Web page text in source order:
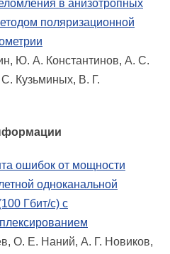
в анизотропных
поляризационной
Ю. А. Константинов, А. С.
Кузьминых, В. Г.
ошибок от мощности
одноканальной
Гбит/с) с
О. Е. Наний, А. Г. Новиков,